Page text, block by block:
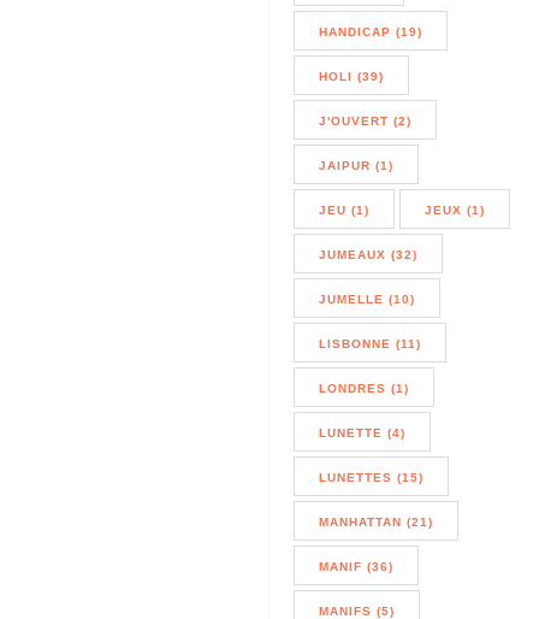
HANDICAP (19)
HOLI (39)
J'OUVERT (2)
JAIPUR (1)
JEU (1) JEUX (1)
JUMEAUX (32)
JUMELLE (10)
LISBONNE (11)
LONDRES (1)
LUNETTE (4)
LUNETTES (15)
MANHATTAN (21)
MANIF (36)
MANIFS (5)